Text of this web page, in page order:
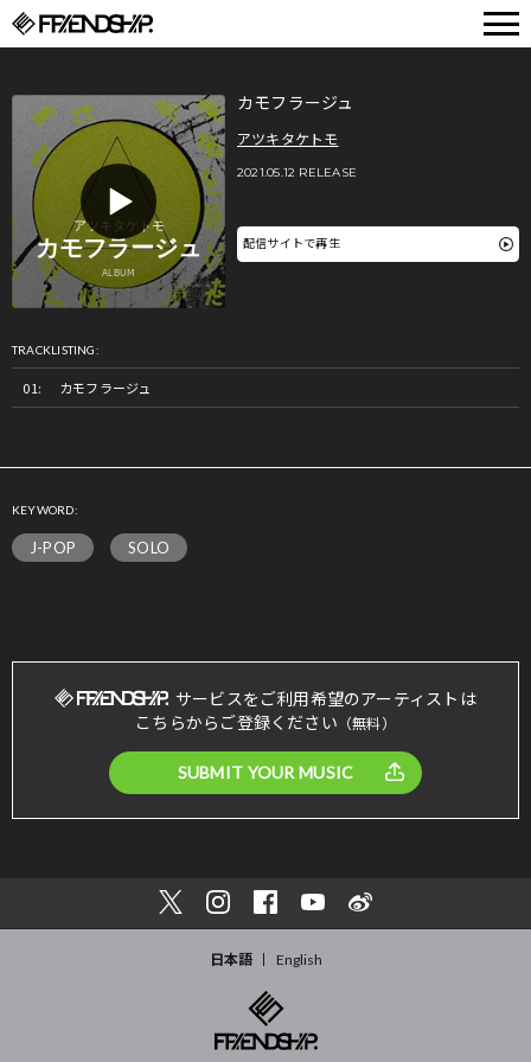
カモフラージュ
アツキタケトモ
2021.05.12 RELEASE
配信サイトで再生
TRACKLISTING:
カモフラージュ
KEYWORD:
J-POP SOLO
サービスをご利用希望のアーティストは
こちらからご登録ください （無料）
SUBMIT YOUR MUSIC
日本語 English